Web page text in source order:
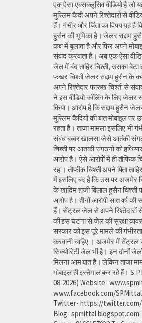
एक ऐसा एक्सक्लूसिव वीडियो है जो
मुस्लिम कैदी अपने रिश्तेदारों से
हैं। गंभीर और चिंता का विषय यह है
हुसैन की भूमिका है। जेलर सद्दाम
कक्ष में बुलाता है और फिर अपने
संवाद करवाता है। अब एक ऐसा
जेल में बंद ताहिर चिश्ती, उसका बेटा
फखर चिश्ती जेलर सद्दाम हुसैन के
अपने रिश्तेदार फारुख चिश्ती से
ने इस वीडियो कॉलिंग के लिए जेलर
किया। आरोप है कि सद्दाम हुसैन
मुस्लिम कैदियों की बात मोबाइल पर
रहता है। ताजा मामला इसलिए भी
संबंध बब्बर खालसा जैसे आतंकी
चिश्ती पर आतंकी संगठनों को
आरोप है। ऐसे आरोपों में ही तौफिक
रहा। तौफीक चिश्ती अपने पिता
में इसलिए बंद है कि उस पर अजमेर
के खादिम हाजी बिलाल हुसैन
आरोप है। तीनों आरोपी सात वर्ष
हैं। सेंट्रल जेल से अपने रिश्तेदारों से
की इस घटना से जेल की सुरक्षा
सरकार को इस पूरे मामले की
करवानी चाहिए । अजमेर में सेंट्रल
सिक्योरिटी जेल भी है। इन दोनों
मिलना आम बात है। लेकिन ताजा
मोबाइल ही इस्तेमाल कर रहे हैं।
08-2026) Website-
www.facebook.com/
Twitter- https://twitter.com/
Blog- spmittal.blogspot.com